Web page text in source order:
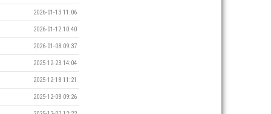
2026-01-13 11:06
2026-01-12 10:40
2026-01-08 09:37
2025-12-23 14:04
2025-12-18 11:21
2025-12-08 09:26